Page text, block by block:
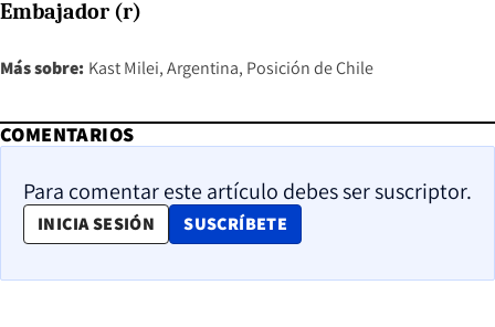
Embajador (r)
Más sobre: Kast Milei Argentina Posición de Chile
COMENTARIOS
Para comentar este artículo debes ser suscriptor.
INICIA SESIÓN SUSCRÍBETE
OPENS IN NEW WINDOW